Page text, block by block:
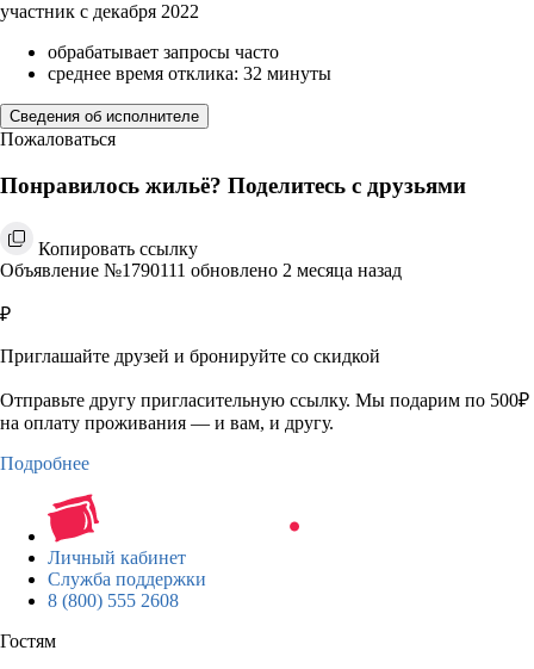
участник с декабря 2022
обрабатывает запросы часто
среднее время отклика: 32 минуты
Сведения об исполнителе
Пожаловаться
Понравилось жильё? Поделитесь с друзьями
Копировать ссылку
Объявление №1790111 обновлено 2 месяца назад
₽
Приглашайте друзей и бронируйте со скидкой
Отправьте другу пригласительную ссылку. Мы подарим по 500₽
на оплату проживания — и вам, и другу.
Подробнее
Личный кабинет
Служба поддержки
8 (800) 555 2608
Гостям